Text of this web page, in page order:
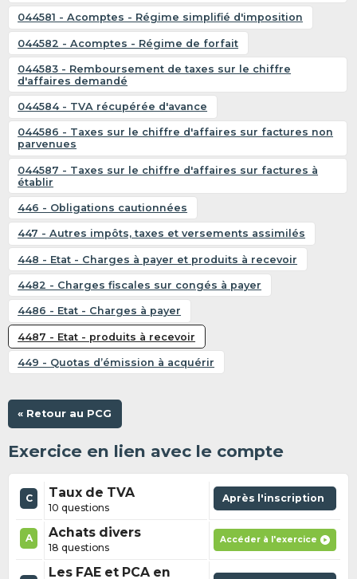
044581 - Acomptes - Régime simplifié d'imposition
044582 - Acomptes - Régime de forfait
044583 - Remboursement de taxes sur le chiffre
d'affaires demandé
044584 - TVA récupérée d'avance
044586 - Taxes sur le chiffre d'affaires sur factures non
parvenues
044587 - Taxes sur le chiffre d'affaires sur factures à
établir
446 - Obligations cautionnées
447 - Autres impôts, taxes et versements assimilés
448 - Etat - Charges à payer et produits à recevoir
4482 - Charges fiscales sur congés à payer
4486 - Etat - Charges à payer
4487 - Etat - produits à recevoir
449 - Quotas d’émission à acquérir
« Retour au PCG
Exercice en lien avec le compte
C Taux de TVA
10 questions
Après l'inscription
A Achats divers
18 questions
Accéder à l'exercice
Les FAE et PCA en